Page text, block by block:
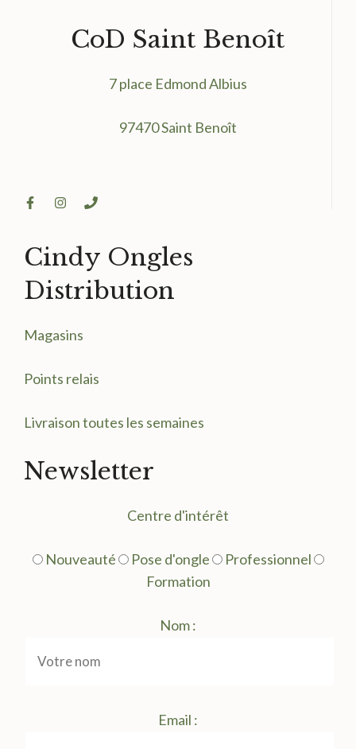
CoD Saint Benoît
7 place Edmond Albius
97470 Saint Benoît
Cindy Ongles
Distribution
Magasins
Points relais
Livraison toutes les semaines
Newsletter
Centre d'intérêt
Nouveauté Pose d'ongle
Professionnel
Formation
Nom :
Email :